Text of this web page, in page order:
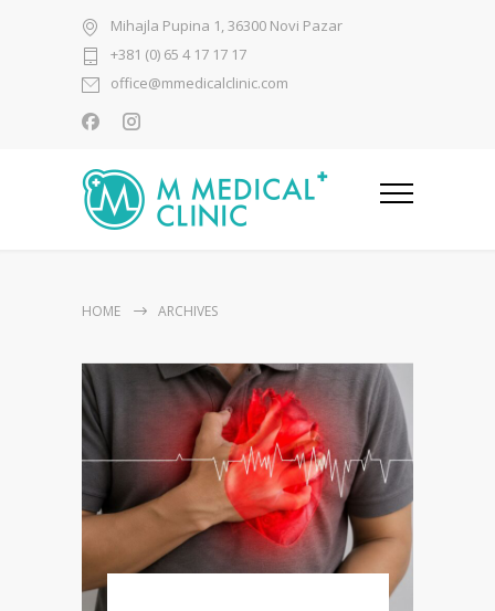
Mihajla Pupina 1, 36300 Novi Pazar
+381 (0) 65 4 17 17 17
office@mmedicalclinic.com
HOME ARCHIVES